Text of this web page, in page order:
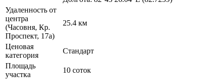
Удаленность от
центра
(Часовня, Кр.
Проспект, 17а)
25.4 км
Ценовая
категория
Стандарт
Площадь
участка
10 соток